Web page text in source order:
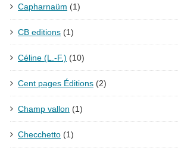
Capharnaüm (1)
CB editions (1)
Céline (L.-F.) (10)
Cent pages Éditions (2)
Champ vallon (1)
Checchetto (1)